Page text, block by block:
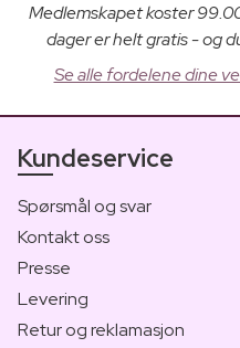
Medlemskapet koster
dager er helt gratis - og
Se alle fordelene dine
Kundeservice
Spørsmål og svar
Kontakt oss
Presse
Levering
Retur og reklamasjon